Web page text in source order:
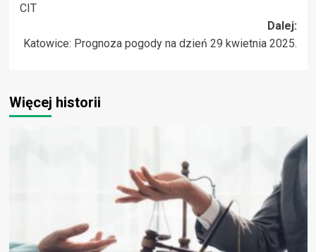
CIT
Dalej:
Katowice: Prognoza pogody na dzień 29 kwietnia 2025.
Więcej historii